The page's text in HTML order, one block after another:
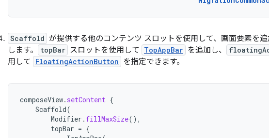
Scaffold が提供する他のコンテンツ スロットを使用して、画面要素を
します。
topBar スロットを使用して TopAppBar を追加し、
用して
FloatingActionButton を指定できます。
composeView. setContent {
Scaffold(
Modifier . fillMaxSize(),
topBar = {